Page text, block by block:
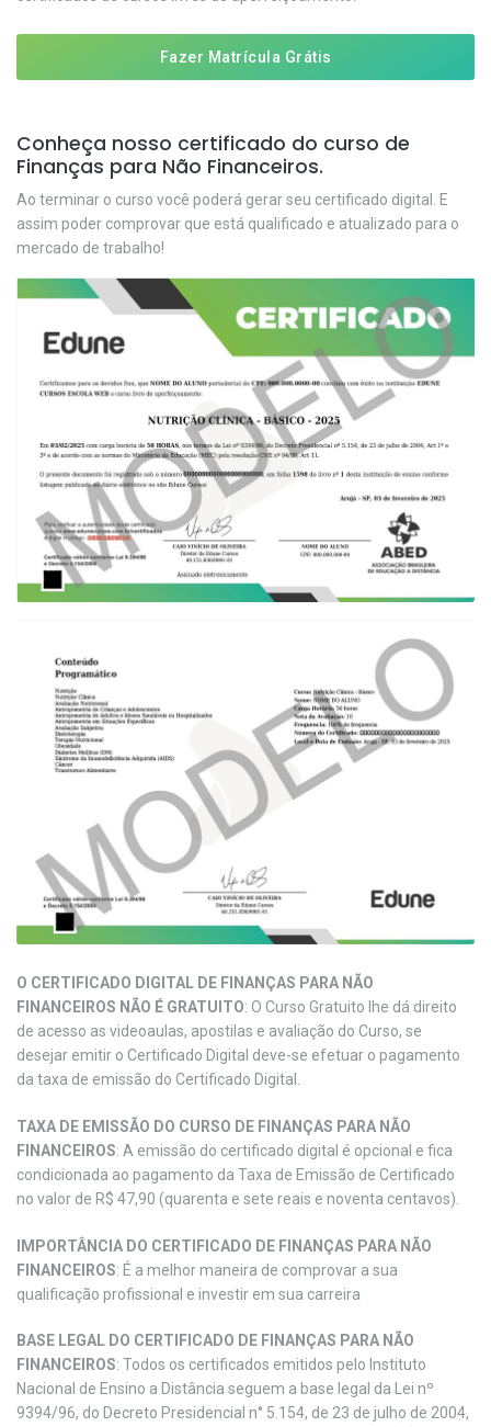
Fazer Matrícula Grátis
Conheça nosso certificado do curso de
Finanças para Não Financeiros.
Ao terminar o curso você poderá gerar seu certificado digital. E
assim poder comprovar que está qualificado e atualizado para o
mercado de trabalho!
O CERTIFICADO DIGITAL DE FINANÇAS PARA NÃO
FINANCEIROS NÃO É GRATUITO: O Curso Gratuito lhe dá direito
de acesso as videoaulas, apostilas e avaliação do Curso, se
desejar emitir o Certificado Digital deve-se efetuar o pagamento
da taxa de emissão do Certificado Digital.
TAXA DE EMISSÃO DO CURSO DE FINANÇAS PARA NÃO
FINANCEIROS: A emissão do certificado digital é opcional e fica
condicionada ao pagamento da Taxa de Emissão de Certificado
no valor de R$ 47,90 (quarenta e sete reais e noventa centavos).
IMPORTÂNCIA DO CERTIFICADO DE FINANÇAS PARA NÃO
FINANCEIROS: É a melhor maneira de comprovar a sua
qualificação profissional e investir em sua carreira
BASE LEGAL DO CERTIFICADO DE FINANÇAS PARA NÃO
FINANCEIROS: Todos os certificados emitidos pelo Instituto
Nacional de Ensino a Distância seguem a base legal da Lei nº
9394/96, do Decreto Presidencial n° 5.154, de 23 de julho de 2004,